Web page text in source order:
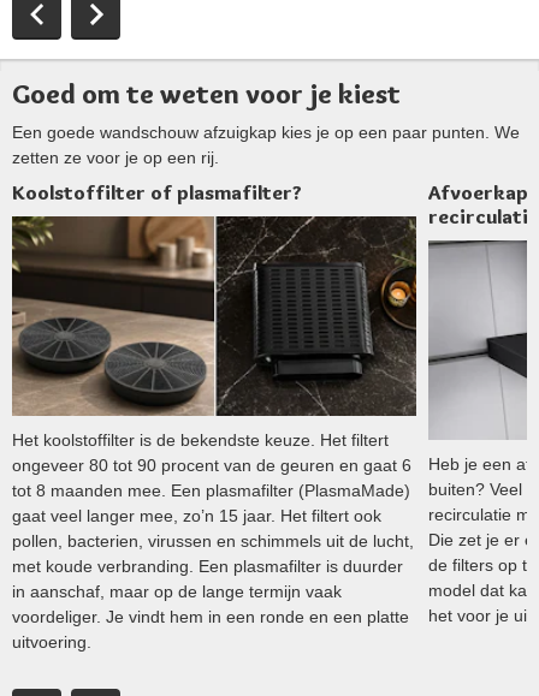
Goed om te weten voor je kiest
Een goede wandschouw afzuigkap kies je op een paar punten. We
zetten ze voor je op een rij.
Koolstoffilter of plasmafilter?
Het koolstoffilter is de bekendste keuze. Het filtert
ongeveer 80 tot 90 procent van de geuren en gaat 6
tot 8 maanden mee. Een plasmafilter (PlasmaMade)
gaat veel langer mee, zo’n 15 jaar. Het filtert ook
pollen, bacterien, virussen en schimmels uit de lucht,
met koude verbranding. Een plasmafilter is duurder
in aanschaf, maar op de lange termijn vaak
voordeliger. Je vindt hem in een ronde en een platte
uitvoering.
Afvoerkap
Heb je een
buiten? Veel
recirculatie
Die zet je er
de filters op
model dat
het voor je uit.